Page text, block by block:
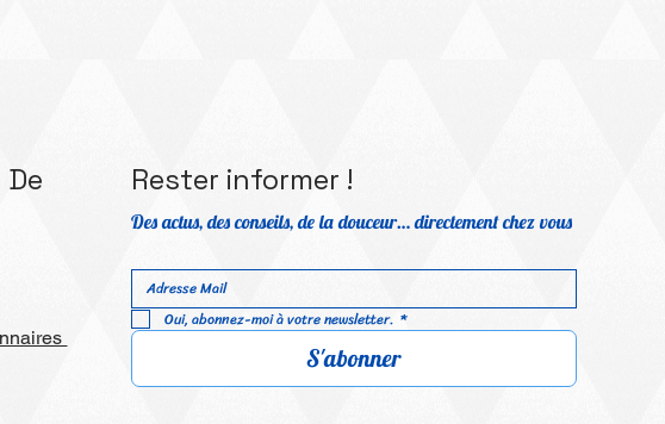
Rester informer !
Des actus, des conseils, de la douceur… directement chez vous
Oui, abonnez-moi à votre newsletter. *
S'abonner